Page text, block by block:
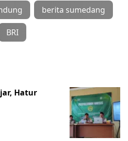
berita sumedang
BRI
Hatur